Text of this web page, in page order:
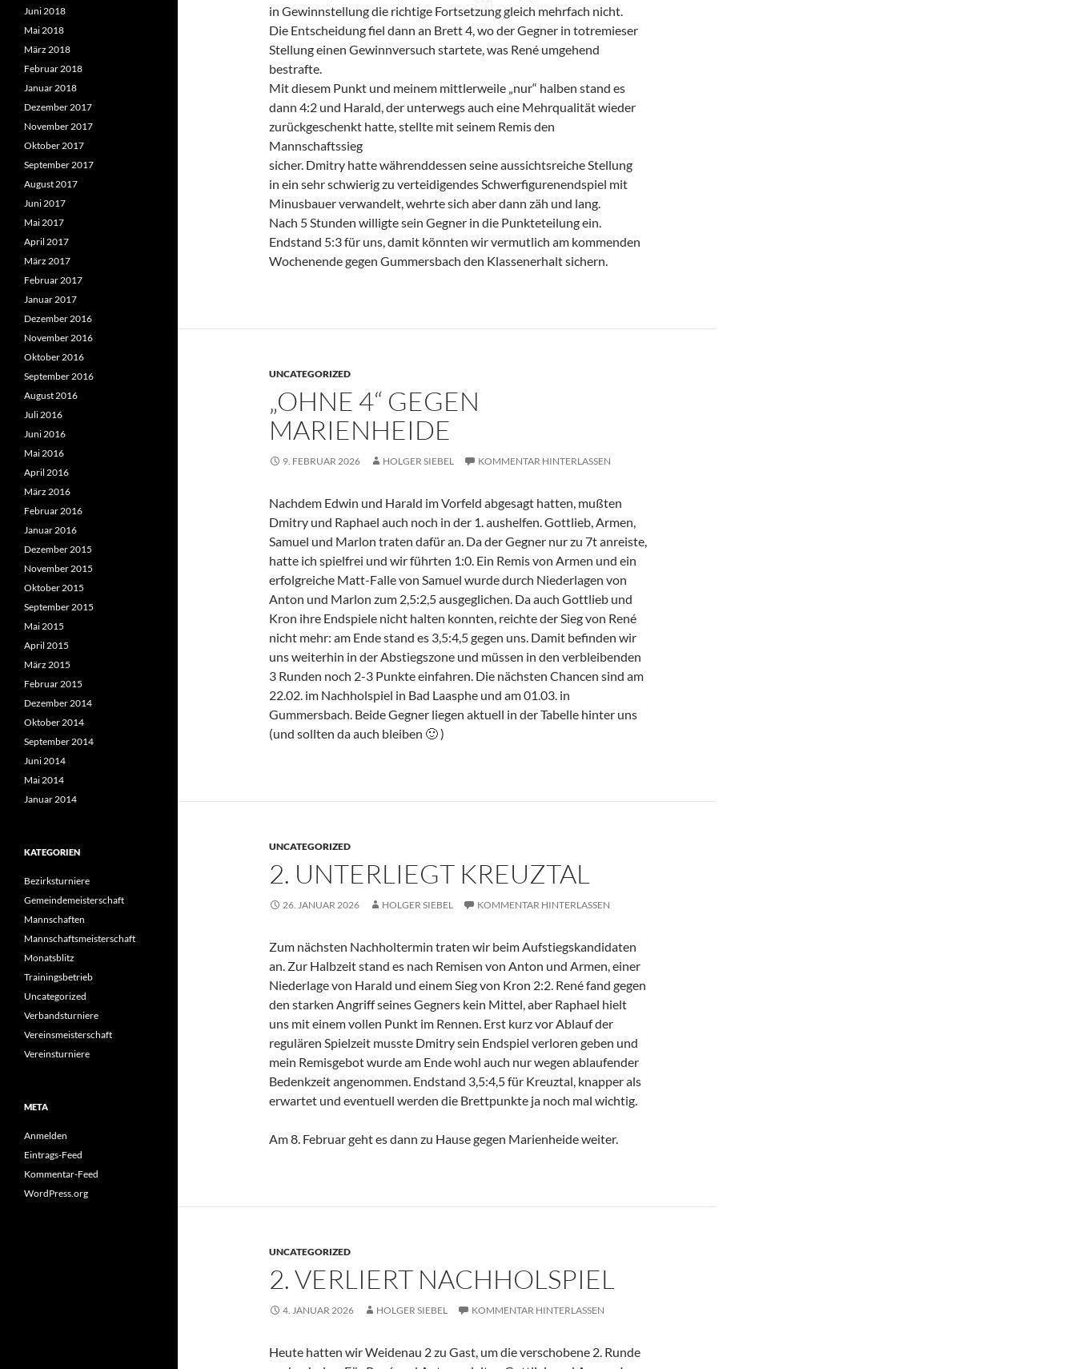
in Gewinnstellung die richtige Fortsetzung gleich mehrfach nicht.
Die Entscheidung fiel dann an Brett 4, wo der Gegner in totremieser
Stellung einen Gewinnversuch startete, was René umgehend
bestrafte.
Mit diesem Punkt und meinem mittlerweile „nur“ halben stand es
dann 4:2 und Harald, der unterwegs auch eine Mehrqualität wieder
zurückgeschenkt hatte, stellte mit seinem Remis den
Mannschaftssieg
sicher. Dmitry hatte währenddessen seine aussichtsreiche Stellung
in ein sehr schwierig zu verteidigendes Schwerfigurenendspiel mit
Minusbauer verwandelt, wehrte sich aber dann zäh und lang.
Nach 5 Stunden willigte sein Gegner in die Punkteteilung ein.
Endstand 5:3 für uns, damit könnten wir vermutlich am kommenden
Wochenende gegen Gummersbach den Klassenerhalt sichern.
UNCATEGORIZED
„OHNE 4“ GEGEN
MARIENHEIDE
9. FEBRUAR 2026 HOLGER SIEBEL KOMMENTAR HINTERLASSEN
Nachdem Edwin und Harald im Vorfeld abgesagt hatten, mußten
Dmitry und Raphael auch noch in der 1. aushelfen. Gottlieb, Armen,
Samuel und Marlon traten dafür an. Da der Gegner nur zu 7t anreiste,
hatte ich spielfrei und wir führten 1:0. Ein Remis von Armen und ein
erfolgreiche Matt-Falle von Samuel wurde durch Niederlagen von
Anton und Marlon zum 2,5:2,5 ausgeglichen. Da auch Gottlieb und
Kron ihre Endspiele nicht halten konnten, reichte der Sieg von René
nicht mehr: am Ende stand es 3,5:4,5 gegen uns. Damit befinden wir
uns weiterhin in der Abstiegszone und müssen in den verbleibenden
3 Runden noch 2-3 Punkte einfahren. Die nächsten Chancen sind am
22.02. im Nachholspiel in Bad Laasphe und am 01.03. in
Gummersbach. Beide Gegner liegen aktuell in der Tabelle hinter uns
(und sollten da auch bleiben 🙂 )
UNCATEGORIZED
2. UNTERLIEGT KREUZTAL
26. JANUAR 2026 HOLGER SIEBEL KOMMENTAR HINTERLASSEN
Zum nächsten Nachholtermin traten wir beim Aufstiegskandidaten
an. Zur Halbzeit stand es nach Remisen von Anton und Armen, einer
Niederlage von Harald und einem Sieg von Kron 2:2. René fand gegen
den starken Angriff seines Gegners kein Mittel, aber Raphael hielt
uns mit einem vollen Punkt im Rennen. Erst kurz vor Ablauf der
regulären Spielzeit musste Dmitry sein Endspiel verloren geben und
mein Remisgebot wurde am Ende wohl auch nur wegen ablaufender
Bedenkzeit angenommen. Endstand 3,5:4,5 für Kreuztal, knapper als
erwartet und eventuell werden die Brettpunkte ja noch mal wichtig.
Am 8. Februar geht es dann zu Hause gegen Marienheide weiter.
UNCATEGORIZED
2. VERLIERT NACHHOLSPIEL
4. JANUAR 2026 HOLGER SIEBEL KOMMENTAR HINTERLASSEN
Heute hatten wir Weidenau 2 zu Gast, um die verschobene 2. Runde
Juni 2018
Mai 2018
März 2018
Februar 2018
Januar 2018
Dezember 2017
November 2017
Oktober 2017
September 2017
August 2017
Juni 2017
Mai 2017
April 2017
März 2017
Februar 2017
Januar 2017
Dezember 2016
November 2016
Oktober 2016
September 2016
August 2016
Juli 2016
Juni 2016
Mai 2016
April 2016
März 2016
Februar 2016
Januar 2016
Dezember 2015
November 2015
Oktober 2015
September 2015
Mai 2015
April 2015
März 2015
Februar 2015
Dezember 2014
Oktober 2014
September 2014
Juni 2014
Mai 2014
Januar 2014
KATEGORIEN
Bezirksturniere
Gemeindemeisterschaft
Mannschaften
Mannschaftsmeisterschaft
Monatsblitz
Trainingsbetrieb
Uncategorized
Verbandsturniere
Vereinsmeisterschaft
Vereinsturniere
META
Anmelden
Eintrags-Feed
Kommentar-Feed
WordPress.org